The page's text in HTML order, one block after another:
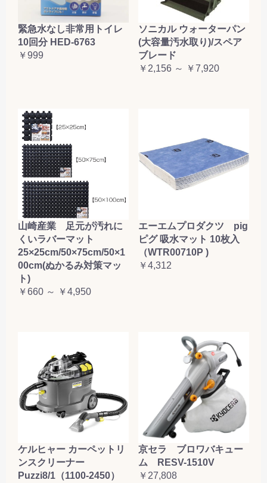
緊急水なし非常用トイレ
10回分 HED-6763
￥999
ソニカル ウォーターパン
(大容量汚水取り)/スペア
ブレード
￥2,156 ～ ￥7,920
山崎産業 足元が汚れに
くいラバーマット
25×25cm/50×75cm/50×1
00cm(ぬかるみ対策マッ
ト)
￥660 ～ ￥4,950
エーエムプロダクツ pig
ピグ 吸水マット 10枚入
（WTR00710P )
￥4,312
ケルヒャー カーペットリ
ンスクリーナー
Puzzi8/1（1100-2450）
京セラ ブロワバキュー
ム RESV-1510V
￥27,808